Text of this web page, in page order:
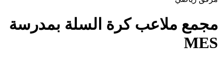
مجمع ملاعب كرة السلة بمدرسة
MES